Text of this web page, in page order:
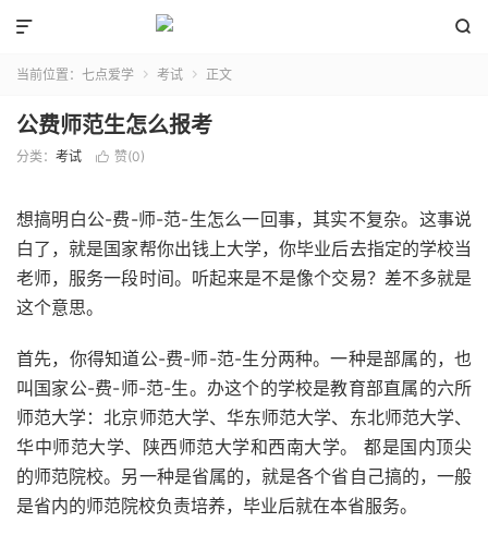


当前位置： 七点爱学  考试  正文
公费师范生怎么报考
分类： 考试  赞(0)
想搞明白公-费-师-范-生怎么一回事，其实不复杂。这事说
白了，就是国家帮你出钱上大学，你毕业后去指定的学校当
老师，服务一段时间。听起来是不是像个交易？差不多就是
这个意思。
首先，你得知道公-费-师-范-生分两种。一种是部属的，也
叫国家公-费-师-范-生。办这个的学校是教育部直属的六所
师范大学：北京师范大学、华东师范大学、东北师范大学、
华中师范大学、陕西师范大学和西南大学。 都是国内顶尖
的师范院校。另一种是省属的，就是各个省自己搞的，一般
是省内的师范院校负责培养，毕业后就在本省服务。